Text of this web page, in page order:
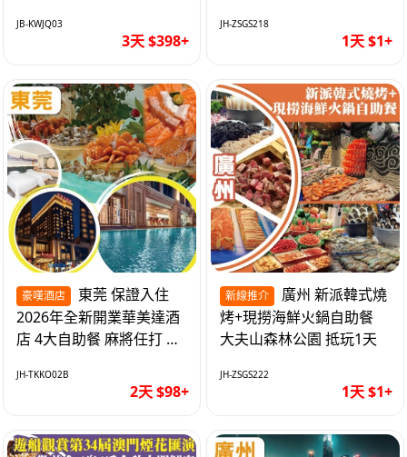
純玩3天
JB-KWJQ03
3天 $398+
1天
JH-ZSGS218
1天 $1+
豪嘆酒店
2026年全新開業華美達酒
店 4大自助餐 麻將任打 抵
JH-TKKO02B
2天 $98+
新線推介
烤+現撈海鮮火鍋自助餐
大夫山森林公園 抵玩1天
JH-ZSGS222
1天 $1+